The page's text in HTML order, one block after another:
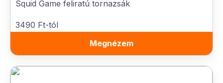
Squid Game feliratú tornazsák
3490 Ft-tól
Megnézem